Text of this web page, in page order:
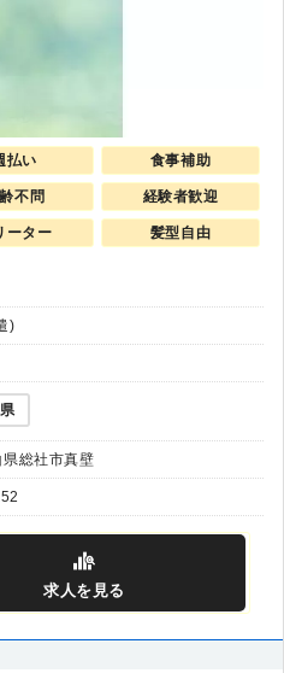
払い 食事補助
不問 経験者歓迎
ーター 髪型自由
)
総社市真壁
求人 を見る